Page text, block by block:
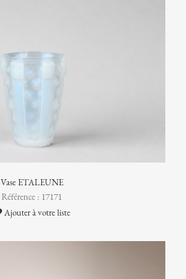
Vase ETALEUNE
Référence : 17171
Ajouter à votre liste